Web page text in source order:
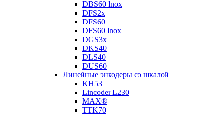
DBS60 Inox
DFS2x
DFS60
DFS60 Inox
DGS3x
DKS40
DLS40
DUS60
Линейные энкодеры со шкалой
KH53
Lincoder L230
MAX®
TTK70